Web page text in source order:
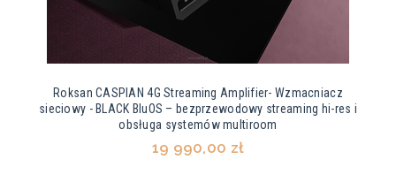
Roksan CASPIAN 4G Streaming Amplifier- Wzmacniacz
sieciowy - BLACK BluOS – bezprzewodowy streaming hi-res i
obsługa systemów multiroom
19 990,00 zł